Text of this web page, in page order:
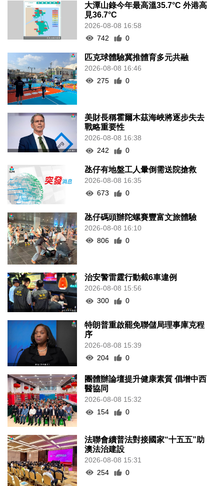
大潭山錄今年最高溫35.7°C 外港高
見36.7°C
2026-08-08 16:58
742
0
匹克球體驗冀推體育多元共融
2026-08-08 16:46
275
0
美財長稱霍爾木茲海峽將逐步失去
戰略重要性
2026-08-08 16:38
242
0
氹仔有地盤工人暈倒需送院搶救
2026-08-08 16:35
673
0
氹仔碼頭辦陀螺賽豐富文旅體驗
2026-08-08 16:10
806
0
治安警雷霆行動截6車違例
2026-08-08 15:56
300
0
特朗普重啟罷免聯儲局理事庫克程
序
2026-08-08 15:39
204
0
團體辦論壇提升健康素質 倡增中西
醫協同
2026-08-08 15:32
154
0
法聯會續普法對接國家“十五五”助
澳法治建設
2026-08-08 15:31
254
0